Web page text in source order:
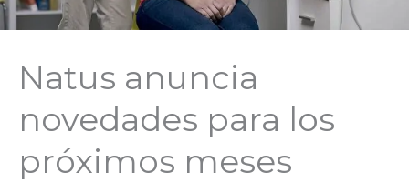
Natus anuncia
novedades para los
próximos meses